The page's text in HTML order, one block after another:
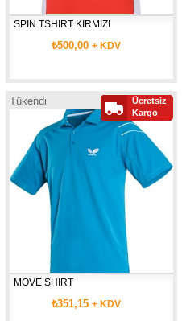
SPIN TSHIRT KIRMIZI
₺500,00+ KDV
Tükendi
MOVE SHIRT
₺351,15+ KDV
Ücretsiz
Kargo